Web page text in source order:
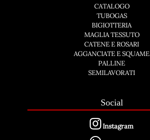
CATALOGO
TUBOGAS
BIGIOTTERIA
MAGLIA TESSUTO
CATENE E ROSARI
AGGANCIATE E SQUAME
PALLINE
SEMILAVORATI
Social
Instagram